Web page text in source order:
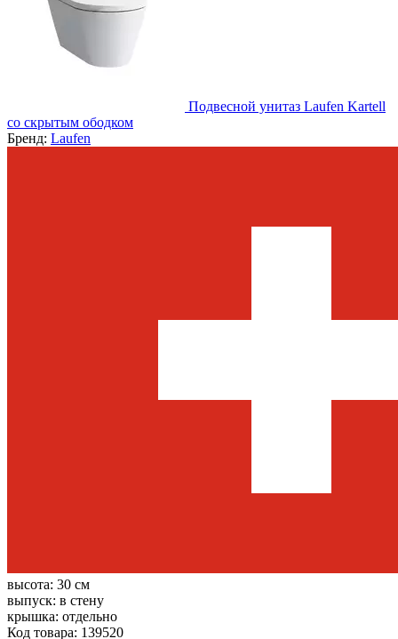
Подвесной унитаз Laufen Kartell
со скрытым ободком
Бренд: Laufen
высота: 30 см
выпуск: в стену
крышка: отдельно
Код товара: 139520